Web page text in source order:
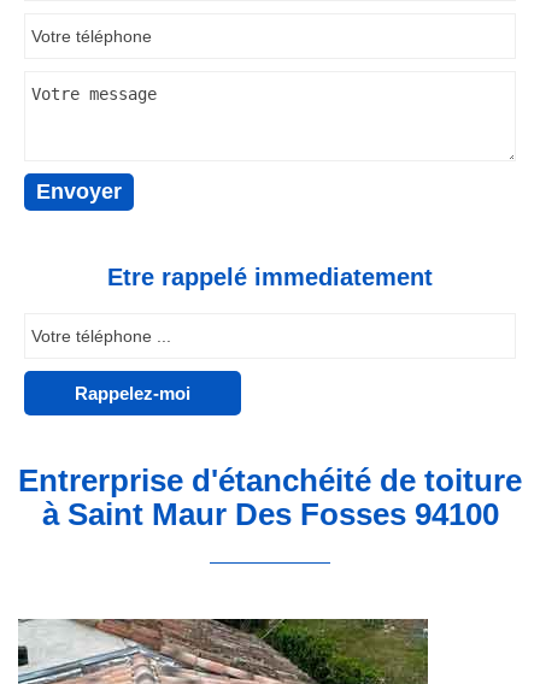
Etre rappelé immediatement
Entrerprise d'étanchéité de toiture
à Saint Maur Des Fosses 94100